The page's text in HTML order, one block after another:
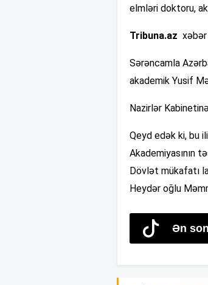
elmləri doktoru,
Tribuna.az xəbər
Sərəncamla
akademik Yusif
Nazirlər
Qeyd edək ki, bu
Akademiyasının
Dövlət mükafatı
Heydər oğlu
Ən